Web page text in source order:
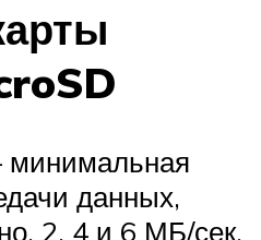
минимальная
данных,
2, 4 и 6 МБ/сек.